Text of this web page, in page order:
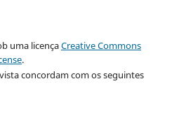
uma licençaCreative Commons
.
concordam com os seguintes